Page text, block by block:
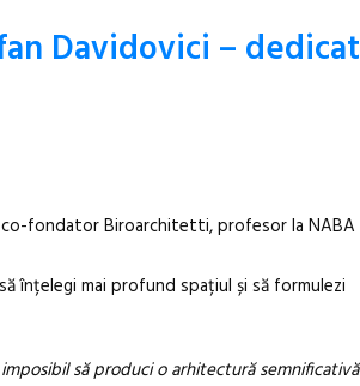
Davidovici – dedicat
fondator Biroarchitetti, profesor la NABA
înțelegi mai profund spațiul și să formulezi
să produci o arhitectură semnificativă